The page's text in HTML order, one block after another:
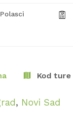
Polasci
Kod ture
, Novi Sad